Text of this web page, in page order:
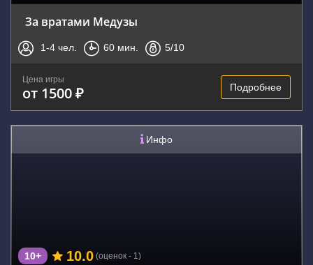
За вратами Медузы
1-4 чел. 60 мин. 5/10
Цена игры
от 1500 ₽ Подробнее
Инфо
10+ 10.0 (оценок - 1)